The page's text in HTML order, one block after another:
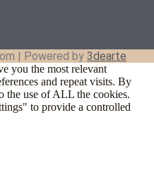
| Powered by 3dearte
you the most relevant
and repeat visits. By
the use of ALL the cookies.
to provide a controlled